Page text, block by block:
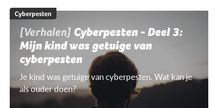
Cyberpesten
[Verhalen] Cyberpesten - Deel 3:
Mijn kind was getuige van
cyberpesten
Je kind was getuige van cyberpesten. Wat kan je
als ouder doen?